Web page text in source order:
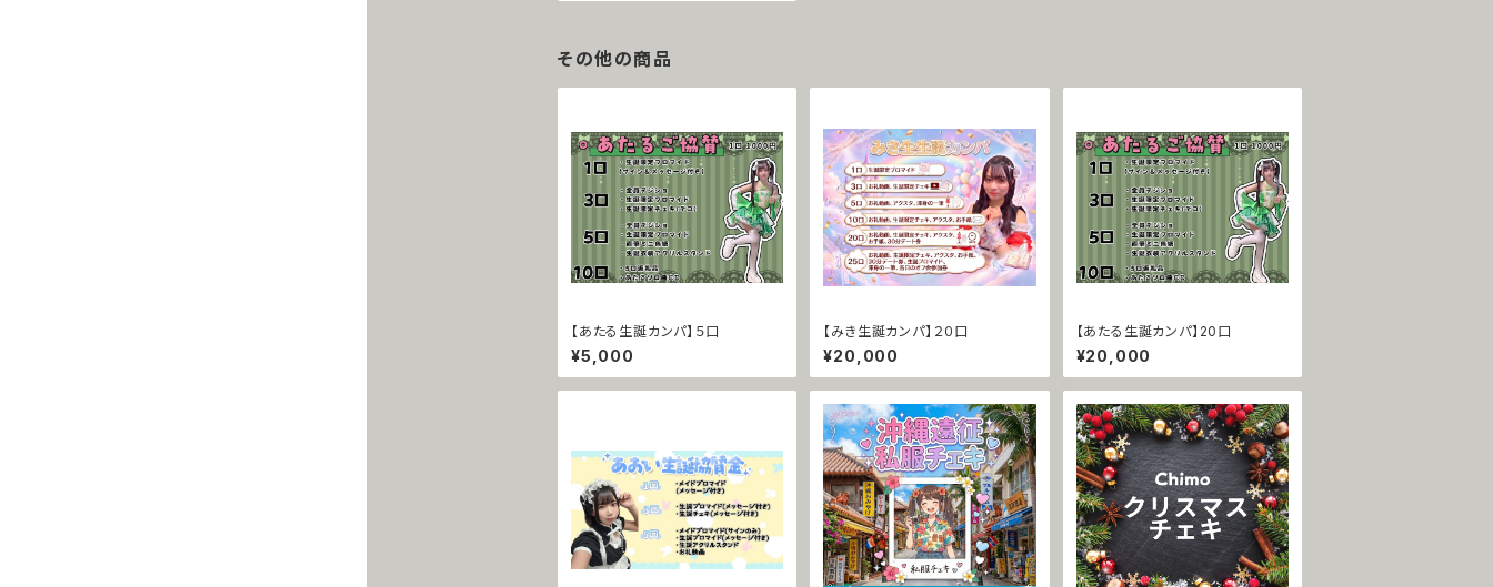
その他の商品
【あたる生誕カンパ】５口
¥5,000
【みき生誕カンパ】２０口
¥20,000
【あたる生誕カンパ】20口
¥20,000